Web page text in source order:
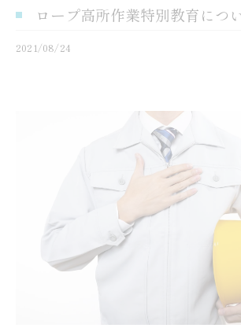
ロープ高所作業特別教育につ
2021/08/24